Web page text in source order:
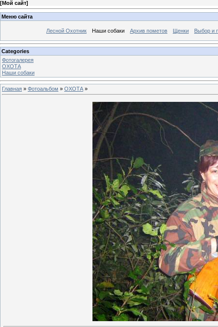
[Мой сайт]
Меню сайта
Лесной Охотник Наши собаки Архив пометов Щенки Выбор и
Categories
Фотогалерея
ОХОТА
Наши собаки
Главная » Фотоальбом » ОХОТА »